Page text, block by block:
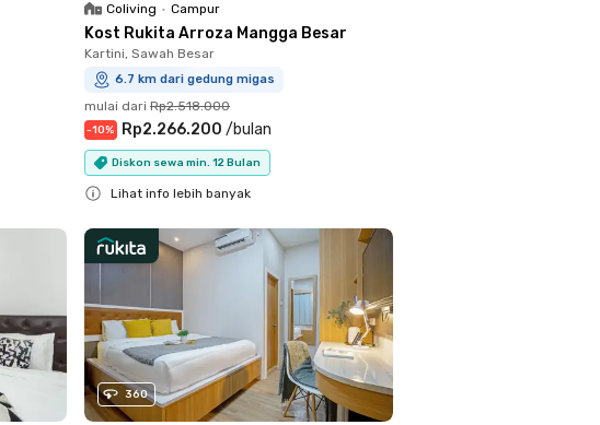
Coliving • Campur
Kost Rukita Arroza Mangga Besar
Kartini, Sawah Besar
6.7 km dari gedung migas
mulai dari Rp2.518.000
-10% Rp2.266.200 /bulan
Diskon sewa min. 12 Bulan
Lihat info lebih banyak
360